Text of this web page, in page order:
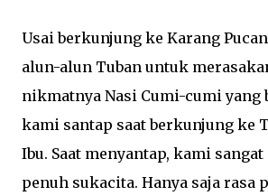
Usai berkunjung ke Karang
alun-alun Tuban untuk
nikmatnya Nasi Cumi-cumi yang
kami santap saat berkunjung ke
Ibu. Saat menyantap, kami
penuh sukacita. Hanya saja rasa